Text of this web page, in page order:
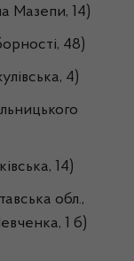
Мазепи, 14)
48)
4)
14)
обл.,
1 б)